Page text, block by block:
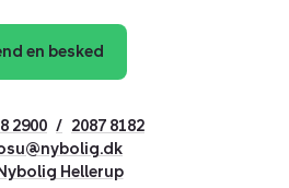
en besked
2900
2087 8182
Hellerup